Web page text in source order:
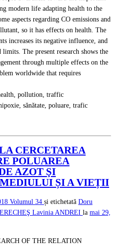
modern life adapting health to the
aspects regarding CO emissions and
so it has effects on health. The
increases its negative influence, and
The present research shows the
through multiple effects on the
worldwide that requires
pollution, traffic
sănătate, poluare, trafic
CERCETAREA
POLUAREA
AZOT ŞI
ȘI A VIEȚII
Volumul 34 și etichetată Doru
Lavinia ANDREI la mai 29,
OF THE RELATION